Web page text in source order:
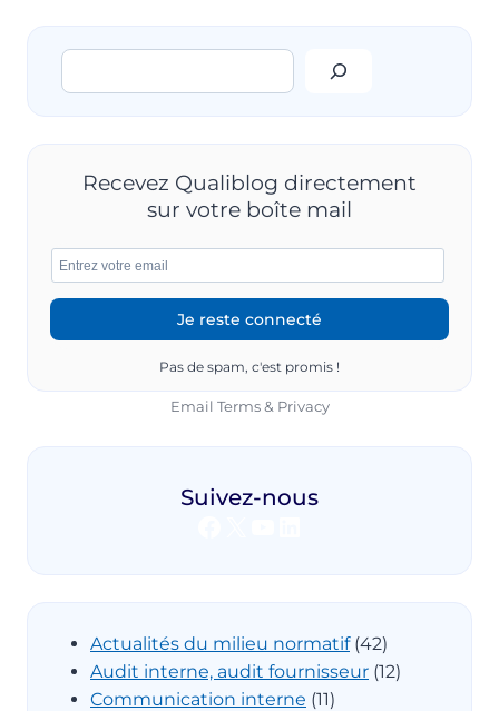
Rechercher
Recevez Qualiblog directement
sur votre boîte mail
Pas de spam, c'est promis !
Email Terms& Privacy
Suivez-nous
Actualités du milieu normatif(42)
Audit interne, audit fournisseur (12)
Communication interne (11)